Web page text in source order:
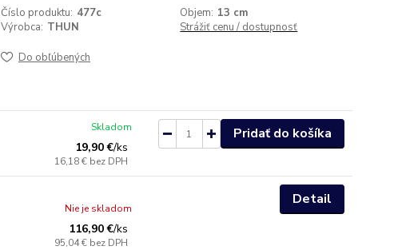
Číslo produktu: 477c Objem: 13 cm
Výrobca: THUN Strážiť cenu / dostupnosť
Do obľúbených
19,90 €/ks
16,18 € bez DPH
Skladom Pridať do košíka
116,90 €/ks
95,04 € bez DPH
Nie je skladom
Detail